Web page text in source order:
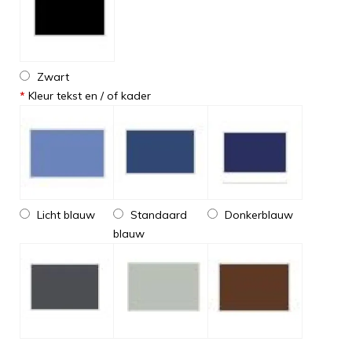
Zwart
* Kleur tekst en / of kader
Licht blauw
Standaard
blauw
Donkerblauw